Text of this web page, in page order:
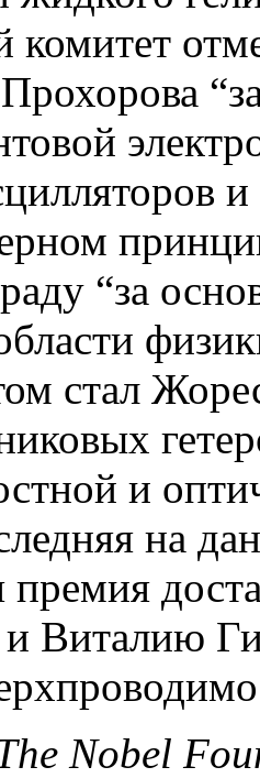
комитет
“за
стал
и
на
премия
Виталию
Nobel